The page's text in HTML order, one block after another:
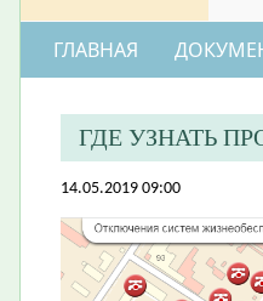
ГЛАВНАЯ
ГДЕ УЗНАТЬ
14.05.2019 09:00